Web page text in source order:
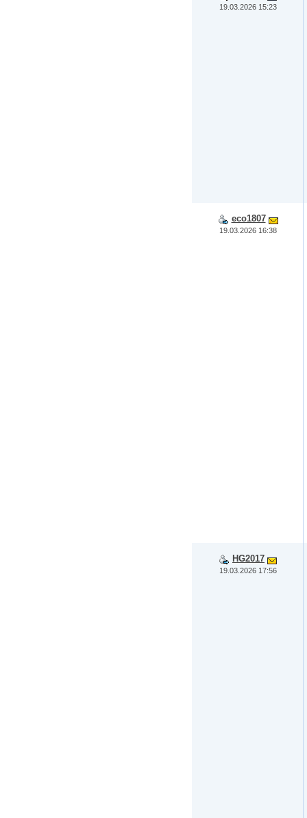
19.03.2026 15:23
eco1807
19.03.2026 16:38
HG2017
19.03.2026 17:56